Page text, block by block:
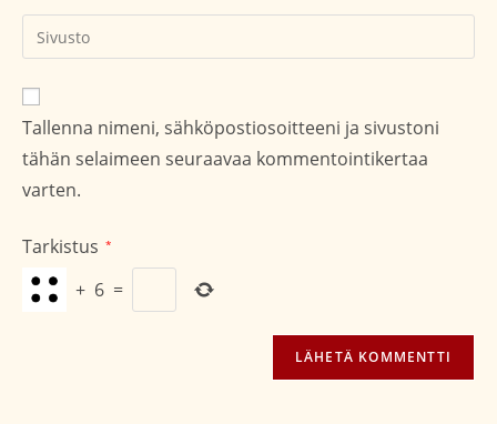
kommentoidaksesi
Kirjoita
sivustosi
verkko-
osoite/URL
(valinnainen)
Tallenna nimeni, sähköpostiosoitteeni ja sivustoni
tähän selaimeen seuraavaa kommentointikertaa
varten.
Tarkistus *
+ 6 =